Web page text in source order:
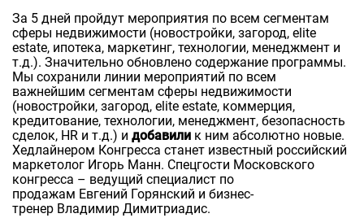
За 5 дней пройдут мероприятия по всем сегментам
сферы недвижимости (новостройки, загород, elite
estate, ипотека, маркетинг, технологии, менеджмент и
т.д.). Значительно обновлено содержание программы.
Мы сохранили линии мероприятий по всем
важнейшим сегментам сферы недвижимости
(новостройки, загород, elite estate, коммepция,
кредитование, технологии, менеджмент, безопасность
сделок, HR и т.д.) и добавили к ним абсолютно новые.
Хедлайнером Конгресса станет известный российский
маркетолог Игорь Манн. Спецгости Московского
конгресса – ведущий специалист по
продажам Евгений Горянский и бизнес-
тренер Владимир Димитриадис.